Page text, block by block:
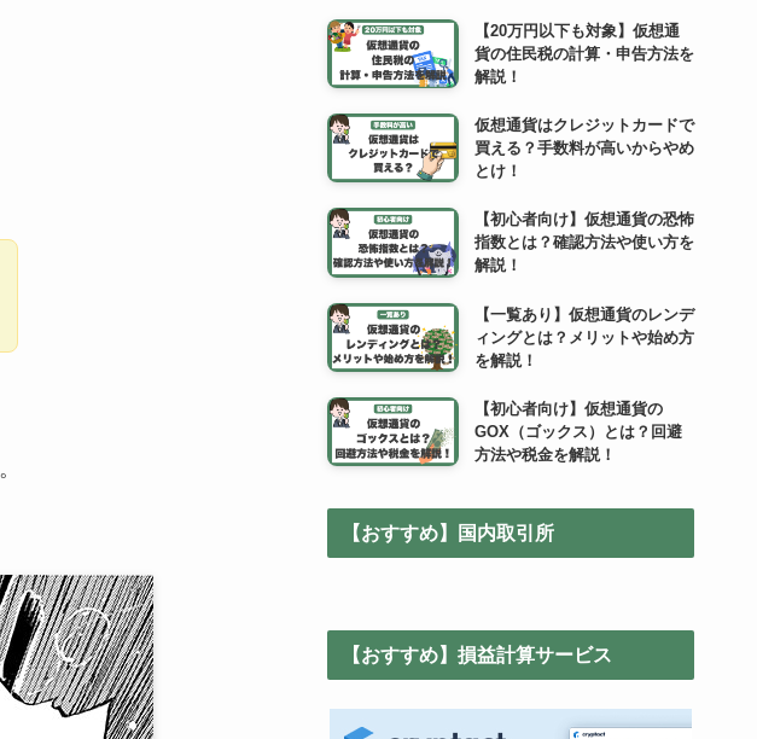
【20万円以下も対象】仮想通
貨の住民税の計算・申告方法を
解説！
仮想通貨はクレジットカードで
買える？手数料が高いからやめ
とけ！
【初心者向け】仮想通貨の恐怖
指数とは？確認方法や使い方を
解説！
【一覧あり】仮想通貨のレンデ
ィングとは？メリットや始め方
を解説！
【初心者向け】仮想通貨の
GOX（ゴックス）とは？回避
方法や税金を解説！
【おすすめ】国内取引所
【おすすめ】損益計算サービス